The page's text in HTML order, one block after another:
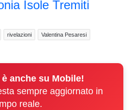
rivelazioni Valentina Pesaresi
anche su Mobile!
sempre aggiornato in
reale.